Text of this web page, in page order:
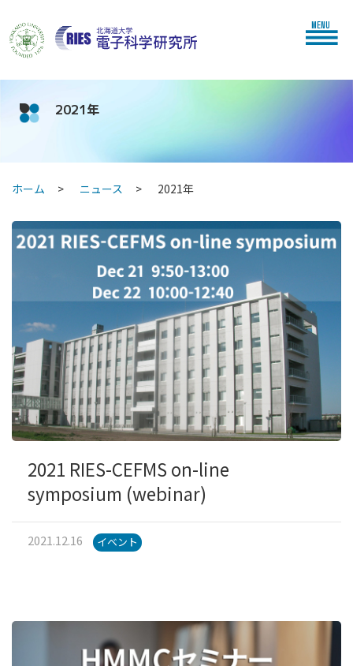
MENU
2021年
ホーム ニュース 2021年
2021 RIES-CEFMS on-line
symposium (webinar)
2021.12.16 イベント